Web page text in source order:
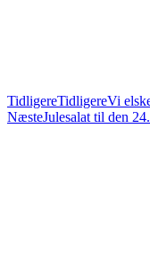
TidligereTidligereVi
NæsteJulesalat til den